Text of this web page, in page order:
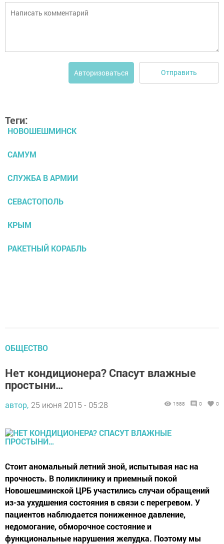
Авторизоваться Отправить
Теги:
НОВОШЕШМИНСК
САМУМ
СЛУЖБА В АРМИИ
СЕВАСТОПОЛЬ
КРЫМ
РАКЕТНЫЙ КОРАБЛЬ
ОБЩЕСТВО
Нет кондиционера? Спасут влажные
простыни…
автор, 25 июня 2015 - 05:28 1588 0 0
Стоит аномальный летний зной, испытывая нас на
прочность. В поликлинику и приемный покой
Новошешминской ЦРБ участились случаи обращений
из-за ухудшения состояния в связи с перегревом. У
пациентов наблюдается пониженное давление,
недомогание, обморочное состояние и
функциональные нарушения желудка. Поэтому мы